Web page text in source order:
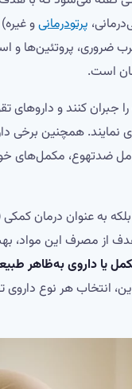
پرتودرمانیو
ضروری، پروتئین‌ها و
است.
جبران کنند و داروهای
همچنین برخی
ضدتهوع، مکمل‌های
از مصرف این مواد،
یا داروی به‌ظاهر
هر نوع داروی